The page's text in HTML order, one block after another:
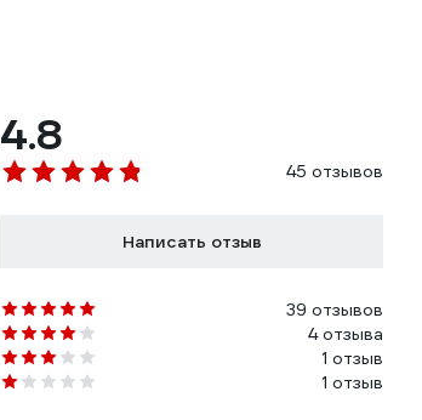
4.8
45 отзывов
Написать отзыв
39 отзывов
4 отзыва
1 отзыв
1 отзыв